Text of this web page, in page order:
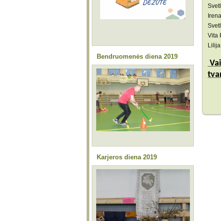
Bendruomenės diena 2019
Karjeros diena 2019
Vita